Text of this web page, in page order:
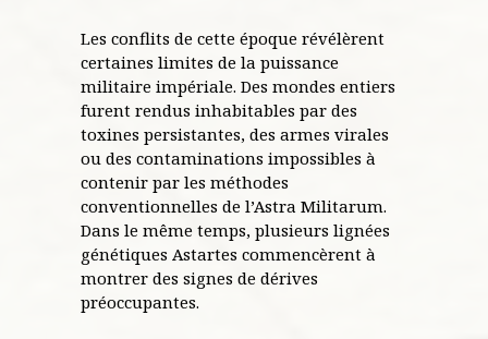
Les conflits de cette époque révélèrent
certaines limites de la puissance
militaire impériale. Des mondes entiers
furent rendus inhabitables par des
toxines persistantes, des armes virales
ou des contaminations impossibles à
contenir par les méthodes
conventionnelles de l’Astra Militarum.
Dans le même temps, plusieurs lignées
génétiques Astartes commencèrent à
montrer des signes de dérives
préoccupantes.